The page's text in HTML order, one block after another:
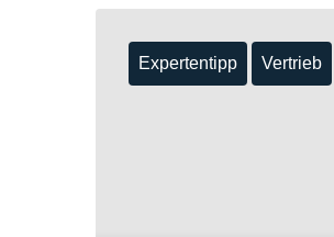
Expertentipp Vertrieb